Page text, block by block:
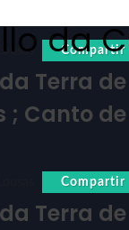
Compartir
Terra
; Canto de
Compartir
Terra